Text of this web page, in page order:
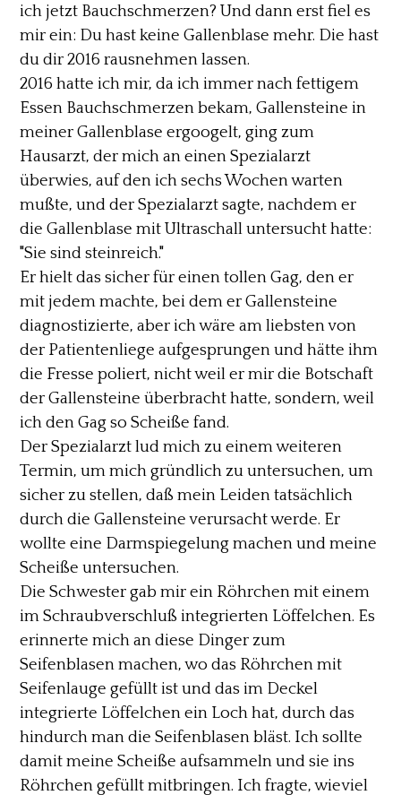
ich jetzt Bauchschmerzen? Und dann erst fiel es
mir ein: Du hast keine Gallenblase mehr. Die hast
du dir 2016 rausnehmen lassen.
2016 hatte ich mir, da ich immer nach fettigem
Essen Bauchschmerzen bekam, Gallensteine in
meiner Gallenblase ergoogelt, ging zum
Hausarzt, der mich an einen Spezialarzt
überwies, auf den ich sechs Wochen warten
mußte, und der Spezialarzt sagte, nachdem er
die Gallenblase mit Ultraschall untersucht hatte:
"Sie sind steinreich."
Er hielt das sicher für einen tollen Gag, den er
mit jedem machte, bei dem er Gallensteine
diagnostizierte, aber ich wäre am liebsten von
der Patientenliege aufgesprungen und hätte ihm
die Fresse poliert, nicht weil er mir die Botschaft
der Gallensteine überbracht hatte, sondern, weil
ich den Gag so Scheiße fand.
Der Spezialarzt lud mich zu einem weiteren
Termin, um mich gründlich zu untersuchen, um
sicher zu stellen, daß mein Leiden tatsächlich
durch die Gallensteine verursacht werde. Er
wollte eine Darmspiegelung machen und meine
Scheiße untersuchen.
Die Schwester gab mir ein Röhrchen mit einem
im Schraubverschluß integrierten Löffelchen. Es
erinnerte mich an diese Dinger zum
Seifenblasen machen, wo das Röhrchen mit
Seifenlauge gefüllt ist und das im Deckel
integrierte Löffelchen ein Loch hat, durch das
hindurch man die Seifenblasen bläst. Ich sollte
damit meine Scheiße aufsammeln und sie ins
Röhrchen gefüllt mitbringen. Ich fragte, wieviel